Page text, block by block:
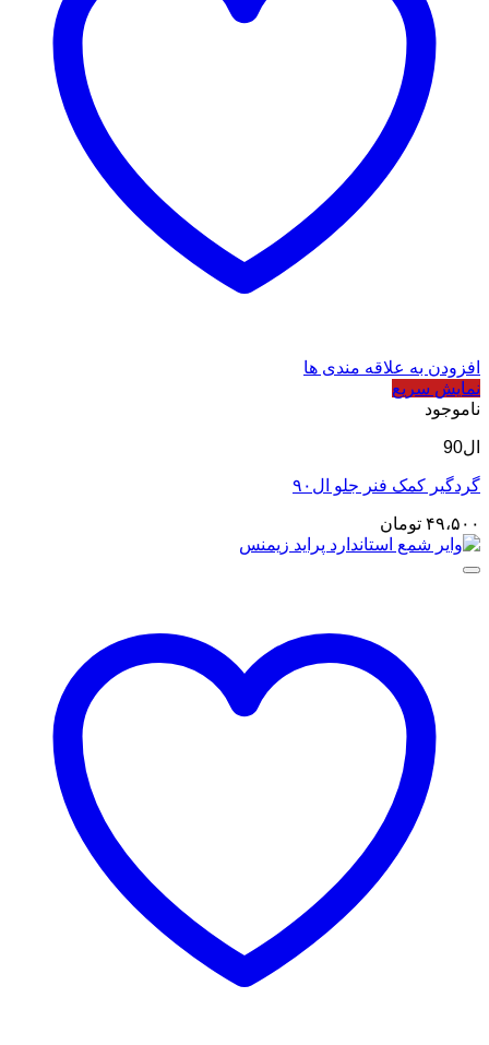
افزودن به علاقه مندی ها
نمایش سریع
ناموجود
ال90
گردگیر کمک فنر جلو ال۹۰
۴۹،۵۰۰ تومان